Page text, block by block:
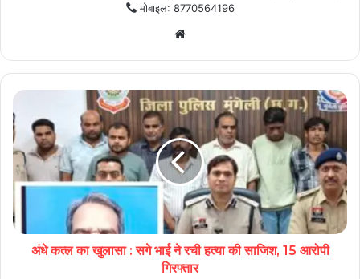
मोबाइल: 8770564196
Website
अंधे कत्ल का खुलासा : सगे भाई ने रची हत्या की साजिश, 15 आरोपी
गिरफ्तार